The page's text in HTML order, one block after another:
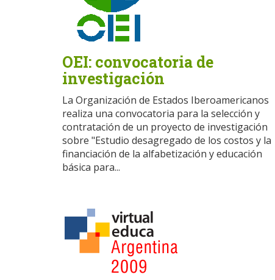
OEI: convocatoria de
investigación
La Organización de Estados Iberoamericanos
realiza una convocatoria para la selección y
contratación de un proyecto de investigación
sobre "Estudio desagregado de los costos y la
financiación de la alfabetización y educación
básica para...